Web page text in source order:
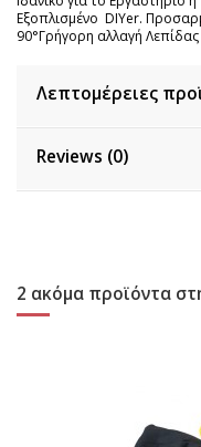
Εξοπλισμένο DIYer.
90°Γρήγορη αλλαγή Λεπίδας
Λεπτομέρειες
Reviews (0)
2 ακόμα προϊόντα